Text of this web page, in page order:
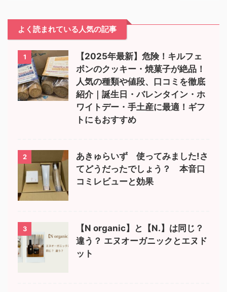
よく読まれている人気の記事
1
【2025年最新】危険！キルフェ
ボンのクッキー・焼菓子が絶品！
人気の種類や値段、口コミを徹底
紹介｜誕生日・バレンタイン・ホ
ワイトデー・手土産に最適！ギフ
トにもおすすめ
2
あきゅらいず 使ってみました!さ
てどうだったでしょう？ 本音口
コミレビューと効果
3
【N organic】と【N.】は同じ？
違う？ エヌオーガニックとエヌド
ット